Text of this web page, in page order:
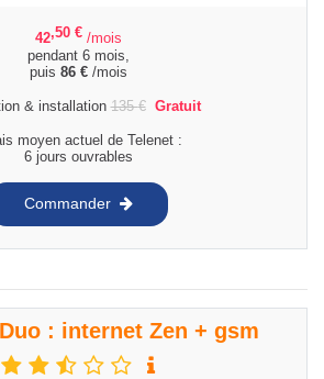
42,50 € /mois
pendant 6 mois,
puis 86 €/mois
& installation135€ Gratuit
moyen actuel de Telenet :
6 jours ouvrables
Commander
: internet Zen + gsm